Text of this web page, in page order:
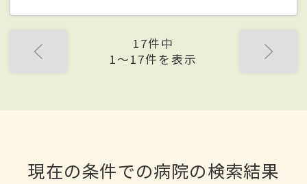
17件中
1〜17件を表示
現在の条件での病院の検索結果